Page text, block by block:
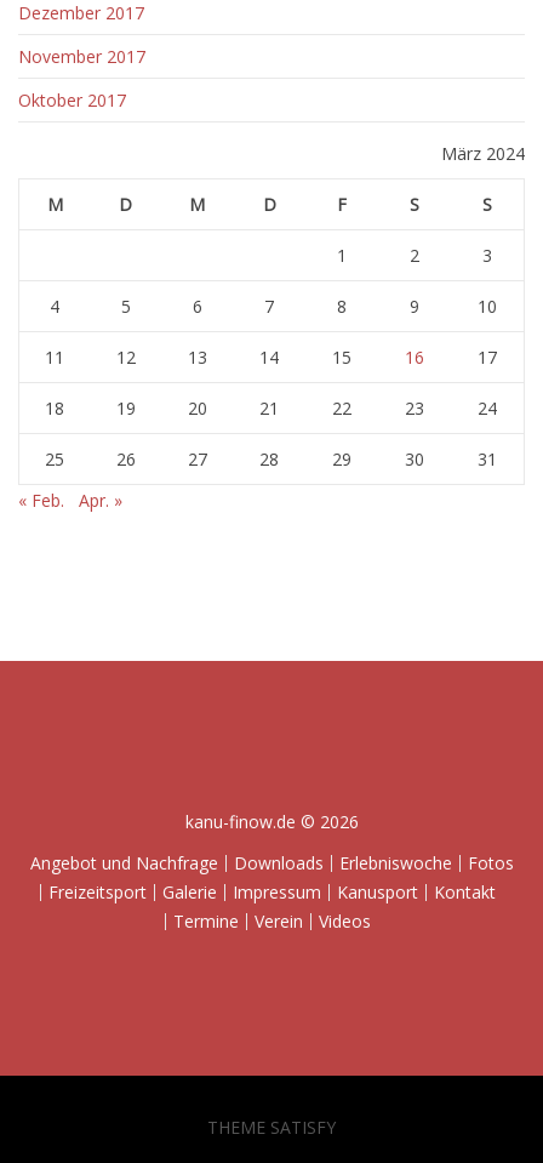
Dezember 2017
November 2017
Oktober 2017
März 2024
M D M D F S S
1 2 3
4 5 6 7 8 9 10
11 12 13 14 15 16 17
18 19 20 21 22 23 24
25 26 27 28 29 30
31
« Feb.
Apr. »
kanu-finow.de © 2026
Angebot und Nachfrage
Downloads Erlebniswoche
Fotos
Freizeitsport
Galerie Impressum Kanusport
Kontakt
Termine
Verein Videos
THEME SATISFY